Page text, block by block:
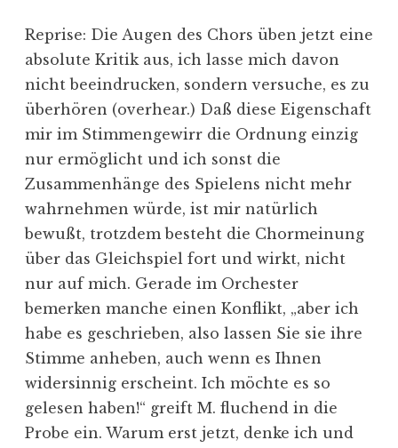
Reprise: Die Augen des Chors üben jetzt eine
absolute Kritik aus, ich lasse mich davon
nicht beeindrucken, sondern versuche, es zu
überhören (overhear.) Daß diese Eigenschaft
mir im Stimmengewirr die Ordnung einzig
nur ermöglicht und ich sonst die
Zusammenhänge des Spielens nicht mehr
wahrnehmen würde, ist mir natürlich
bewußt, trotzdem besteht die Chormeinung
über das Gleichspiel fort und wirkt, nicht
nur auf mich. Gerade im Orchester
bemerken manche einen Konflikt, „aber ich
habe es geschrieben, also lassen Sie sie ihre
Stimme anheben, auch wenn es Ihnen
widersinnig erscheint. Ich möchte es so
gelesen haben!“ greift M. fluchend in die
Probe ein. Warum erst jetzt, denke ich und